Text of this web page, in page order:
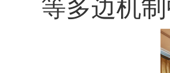
等多边机